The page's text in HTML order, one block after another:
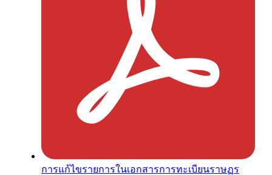
การแก้ไขรายการในเอกสารการทะเบียนราษฏร